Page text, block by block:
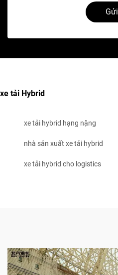
Gửi
xe tải Hybrid
xe tải hybrid hạng nặng
nhà sản xuất xe tải hybrid
xe tải hybrid cho logistics